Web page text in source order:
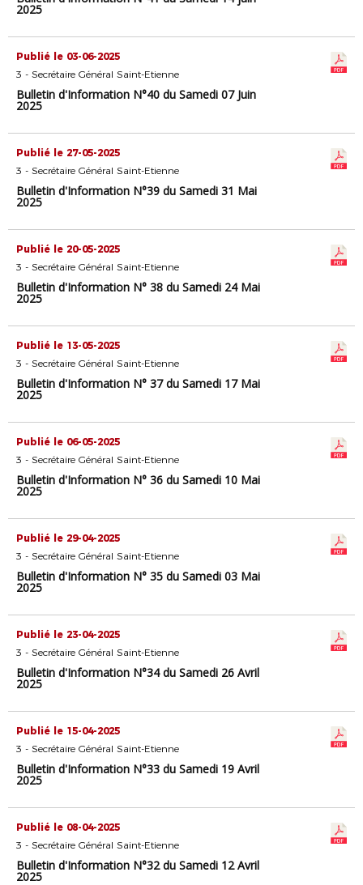
2025
Publié le 03-06-2025
3 - Secrétaire Général Saint-Etienne
Bulletin d'Information N°40 du Samedi 07 Juin
2025
Publié le 27-05-2025
3 - Secrétaire Général Saint-Etienne
Bulletin d'Information N°39 du Samedi 31 Mai
2025
Publié le 20-05-2025
3 - Secrétaire Général Saint-Etienne
Bulletin d'Information N° 38 du Samedi 24 Mai
2025
Publié le 13-05-2025
3 - Secrétaire Général Saint-Etienne
Bulletin d'Information N° 37 du Samedi 17 Mai
2025
Publié le 06-05-2025
3 - Secrétaire Général Saint-Etienne
Bulletin d'Information N° 36 du Samedi 10 Mai
2025
Publié le 29-04-2025
3 - Secrétaire Général Saint-Etienne
Bulletin d'Information N° 35 du Samedi 03 Mai
2025
Publié le 23-04-2025
3 - Secrétaire Général Saint-Etienne
Bulletin d'Information N°34 du Samedi 26 Avril
2025
Publié le 15-04-2025
3 - Secrétaire Général Saint-Etienne
Bulletin d'Information N°33 du Samedi 19 Avril
2025
Publié le 08-04-2025
3 - Secrétaire Général Saint-Etienne
Bulletin d'Information N°32 du Samedi 12 Avril
2025